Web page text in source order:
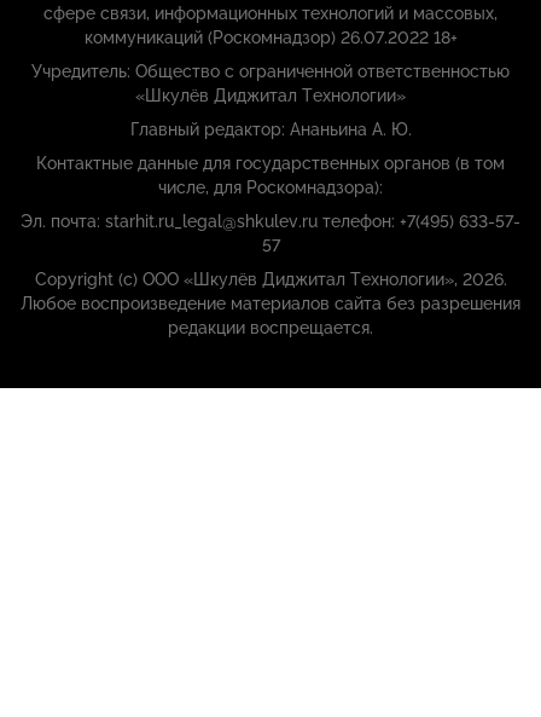
сфере связи, информационных технологий и массовых,
коммуникаций (Роскомнадзор) 26.07.2022 18+
Учредитель: Общество с ограниченной ответственностью
«Шкулёв Диджитал Технологии»
Главный редактор: Ананьина А. Ю.
Контактные данные для государственных органов (в том
числе, для Роскомнадзора):
Эл. почта: starhit.ru_legal@shkulev.ru телефон: +7(495) 633-57-
57
Copyright (с) ООО «Шкулёв Диджитал Технологии», 2026.
Любое воспроизведение материалов сайта без разрешения
редакции воспрещается.